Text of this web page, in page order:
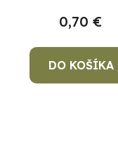
0,70 €
DO KOŠÍKA